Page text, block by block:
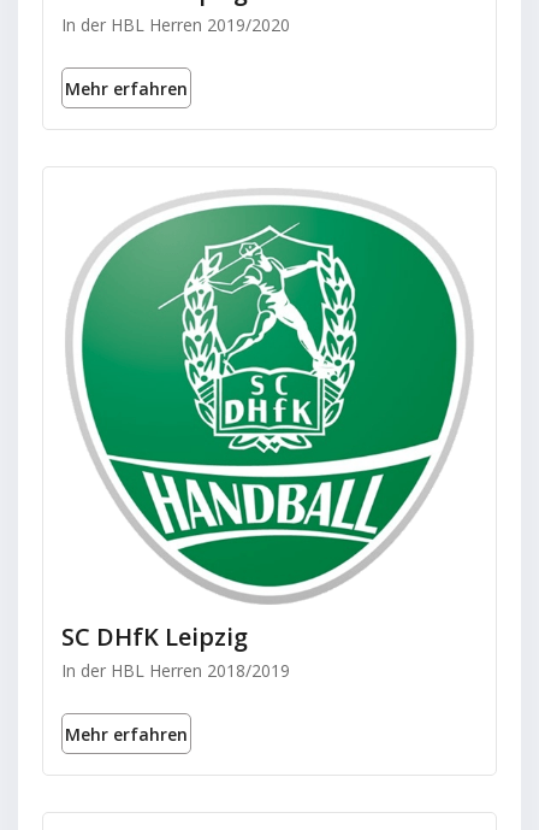
In der HBL Herren 2019/2020
Mehr erfahren
SC DHfK Leipzig
In der HBL Herren 2018/2019
Mehr erfahren